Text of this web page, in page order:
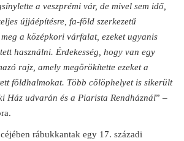
a veszprémi vár, de mivel sem idő,
újjáépítésre, fa-föld szerkezetű
a középkori várfalat, ezeket ugyanis
használni. Érdekesség, hogy van egy
rajz, amely megörökítette ezeket a
földhalmokat. Több cölöphelyet is sikerült
Ház udvarán és a Piarista Rendháznál” –
rábukkantak egy 17. századi